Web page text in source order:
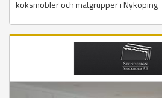
köksmöbler och matgrupper i Nyköping